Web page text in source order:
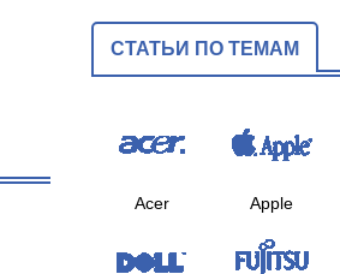
СТАТЬИ ПО ТЕМАМ
Acer Apple